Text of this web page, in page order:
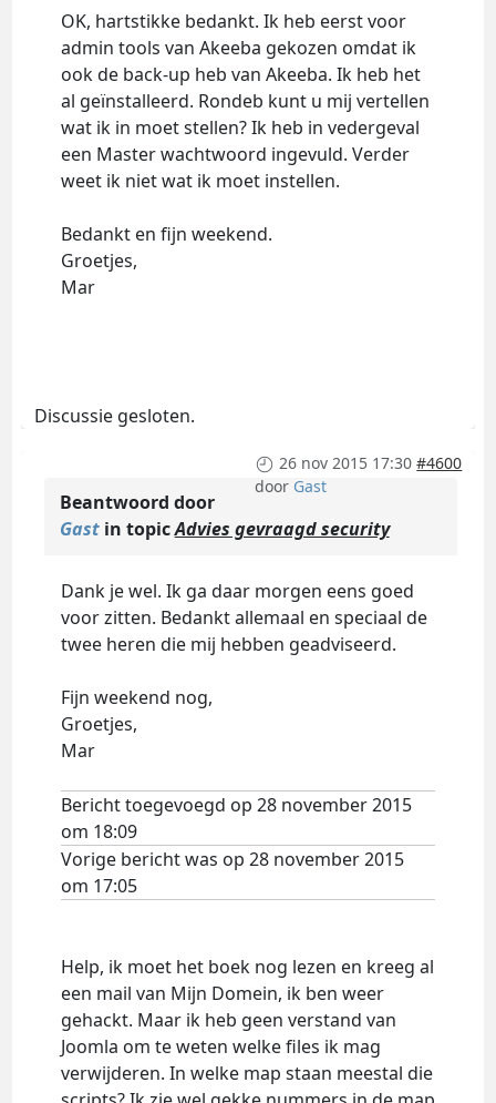
OK, hartstikke bedankt. Ik heb eerst voor
admin tools van Akeeba gekozen omdat ik
ook de back-up heb van Akeeba. Ik heb het
al geïnstalleerd. Rondeb kunt u mij vertellen
wat ik in moet stellen? Ik heb in vedergeval
een Master wachtwoord ingevuld. Verder
weet ik niet wat ik moet instellen.
Bedankt en fijn weekend.
Groetjes,
Mar
Discussie gesloten.
26 nov 2015 17:30 #4600
door Gast
Beantwoord door
Gastin topicAdvies gevraagd security
Dank je wel. Ik ga daar morgen eens goed
voor zitten. Bedankt allemaal en speciaal de
twee heren die mij hebben geadviseerd.
Fijn weekend nog,
Groetjes,
Mar
Bericht toegevoegd op 28 november 2015
om 18:09
Vorige bericht was op 28 november 2015
om 17:05
Help, ik moet het boek nog lezen en kreeg al
een mail van Mijn Domein, ik ben weer
gehackt. Maar ik heb geen verstand van
Joomla om te weten welke files ik mag
verwijderen. In welke map staan meestal die